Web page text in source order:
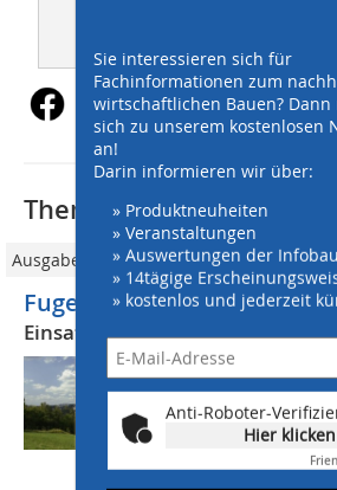
Sie interessieren sich für
Fachinformationen zum
wirtschaftlichen Bauen? Dann
sich zu unserem kostenlosen
an!
Darin informieren wir über:
» Produktneuheiten
» Veranstaltungen
» Auswertungen der
» 14tägige
» kostenlos und jederzeit
Anti-Roboter-
Hier klicken
Thematisch passende
Ausgabe 11/2011
Fugenabdichtung an
Einsatz elastischer Fermadur
Häufig vorkommende
die Abdichtungen von
Kläranlagen, Becken,
und Staumauern. Die
bieten den großen